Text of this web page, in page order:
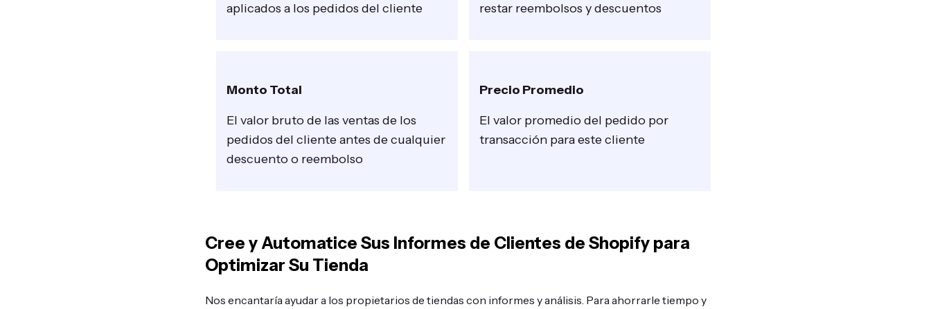
aplicados a los pedidos del cliente
restar reembolsos y descuentos
Monto Total
El valor bruto de las ventas de los
pedidos del cliente antes de cualquier
descuento o reembolso
Precio Promedio
El valor promedio del pedido por
transacción para este cliente
Cree y Automatice Sus Informes de Clientes de Shopify para
Optimizar Su Tienda
Nos encantaría ayudar a los propietarios de tiendas con informes y análisis. Para ahorrarle tiempo y